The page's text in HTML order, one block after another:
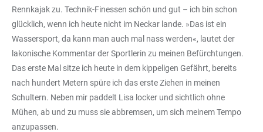
Rennkajak zu. Technik-Finessen schön und gut – ich bin schon
glücklich, wenn ich heute nicht im Neckar lande. »Das ist ein
Wassersport, da kann man auch mal nass werden«, lautet der
lakonische Kommentar der Sportlerin zu meinen Befürchtungen.
Das erste Mal sitze ich heute in dem kippeligen Gefährt, bereits
nach hundert Metern spüre ich das erste Ziehen in meinen
Schultern. Neben mir paddelt Lisa locker und sichtlich ohne
Mühen, ab und zu muss sie abbremsen, um sich meinem Tempo
anzupassen.